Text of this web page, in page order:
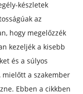
készletek
az
hogy megelőzzék
kezeljék a kisebb
és a súlyos
mielőtt a szakember
Ebben a cikkben